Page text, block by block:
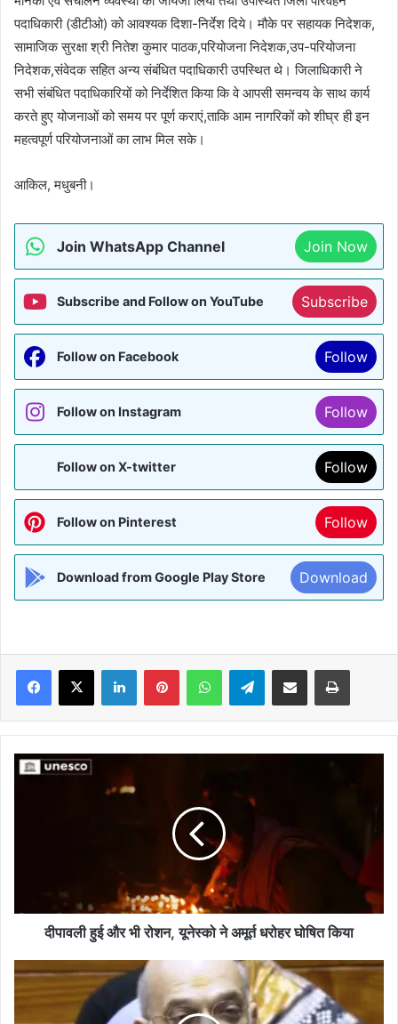
पदाधिकारी (डीटीओ) को आवश्यक दिशा-निर्देश दिये। मौके पर सहायक निदेशक,
सामाजिक सुरक्षा श्री नितेश कुमार पाठक,परियोजना निदेशक,उप-परियोजना
निदेशक,संवेदक सहित अन्य संबंधित पदाधिकारी उपस्थित थे। जिलाधिकारी ने
सभी संबंधित पदाधिकारियों को निर्देशित किया कि वे आपसी समन्वय के साथ कार्य
करते हुए योजनाओं को समय पर पूर्ण कराएं,ताकि आम नागरिकों को शीघ्र ही इन
महत्वपूर्ण परियोजनाओं का लाभ मिल सके।
आकिल, मधुबनी।
Join WhatsApp Channel Join Now
Subscribe and Follow on YouTube Subscribe
Follow on Facebook Follow
Follow on Instagram Follow
Follow on X-twitter Follow
Follow on Pinterest Follow
Download from Google Play Store Download
Facebook
X LinkedInPinterestWhatsAppTelegramShare via Email Print
दीपावली
धरोहर
दीपावली हुई और भी रोशन, यूनेस्को ने अमूर्त धरोहर घोषित किया
SIR
के